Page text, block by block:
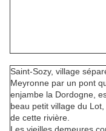
Saint-Sozy, village
Meyronne par un pont
enjambe la Dordogne,
beau petit village du
de cette rivière.